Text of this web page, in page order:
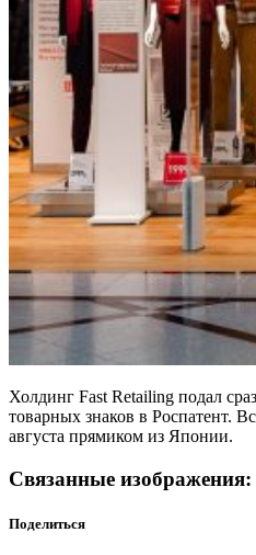
Холдинг Fast Retailing подал
товарных знаков в Роспатент.
августа прямиком из Японии.
Связанные изображения:
Поделиться